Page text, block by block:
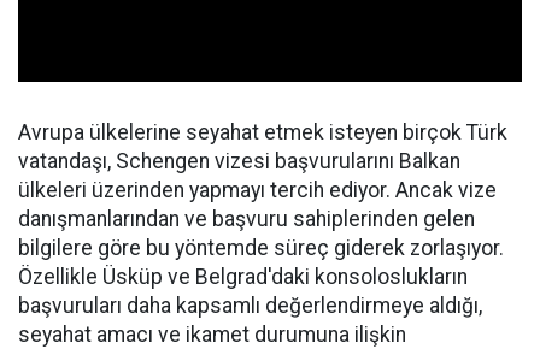
Avrupa ülkelerine seyahat etmek isteyen birçok Türk
vatandaşı, Schengen vizesi başvurularını Balkan
ülkeleri üzerinden yapmayı tercih ediyor. Ancak vize
danışmanlarından ve başvuru sahiplerinden gelen
bilgilere göre bu yöntemde süreç giderek zorlaşıyor.
Özellikle Üsküp ve Belgrad'daki konsoloslukların
başvuruları daha kapsamlı değerlendirmeye aldığı,
seyahat amacı ve ikamet durumuna ilişkin